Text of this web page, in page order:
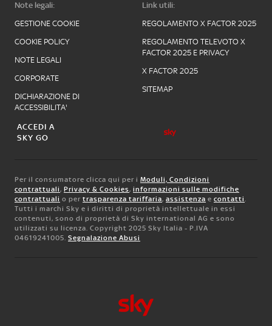
Note legali:
GESTIONE COOKIE
COOKIE POLICY
NOTE LEGALI
CORPORATE
DICHIARAZIONE DI
ACCESSIBILITA'
Link utili:
REGOLAMENTO X FACTOR 2025
REGOLAMENTO TELEVOTO X
FACTOR 2025 E PRIVACY
X FACTOR 2025
SITEMAP
ACCEDI A
SKY GO
Per il consumatore clicca qui per i Moduli, Condizioni
contrattuali, Privacy & Cookies, informazioni sulle modifiche
contrattuali o per trasparenza tariffaria, assistenza e contatti.
Tutti i marchi Sky e i diritti di proprietà intellettuale in essi
contenuti, sono di proprietà di Sky international AG e sono
utilizzati su licenza. Copyright 2025 Sky Italia - P.IVA
04619241005. Segnalazione Abusi